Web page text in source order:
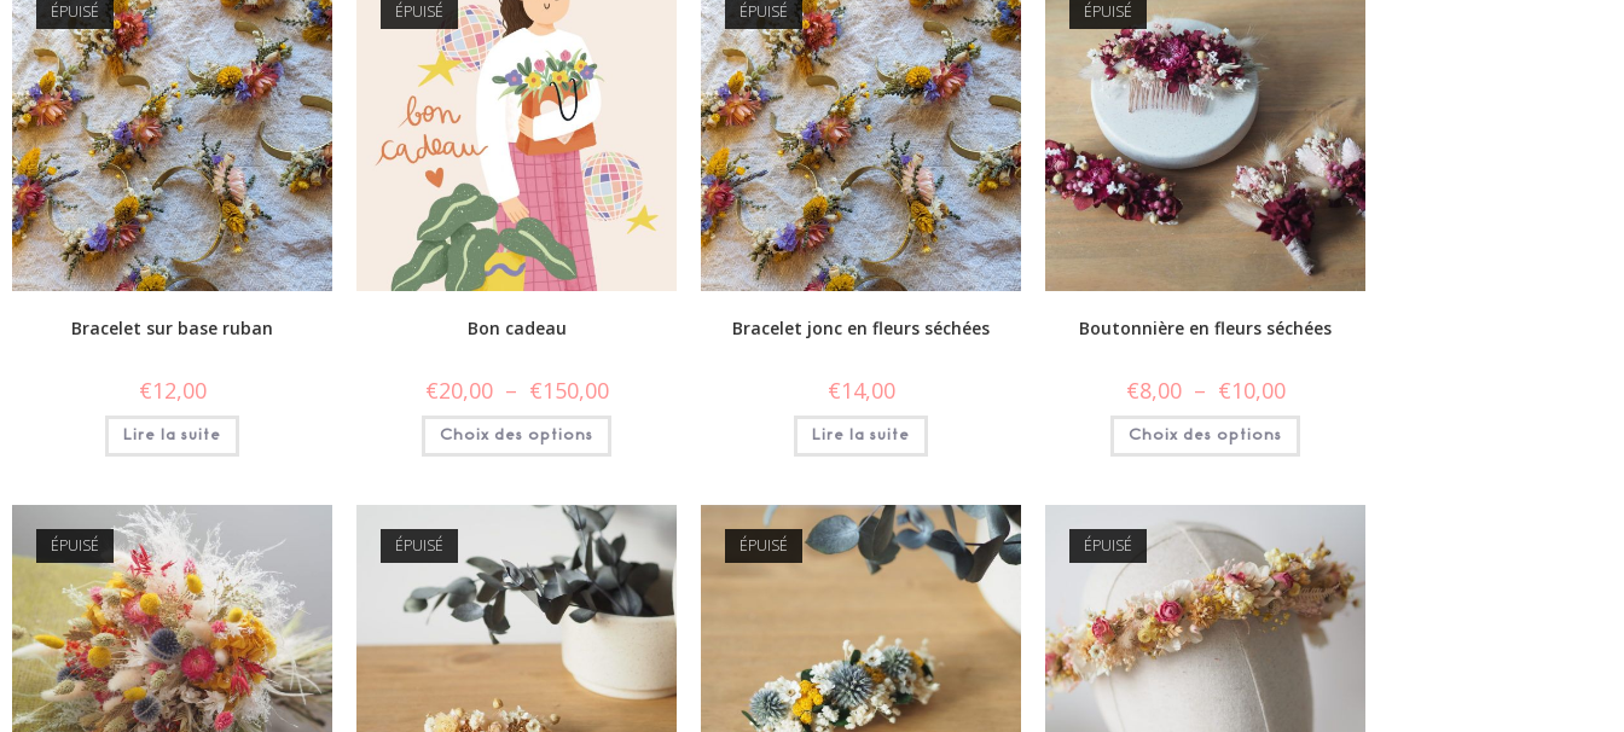
ÉPUISÉ
Bracelet sur base ruban
€12,00
Lire la suite
ÉPUISÉ
Bon cadeau
€20,00 – €150,00
Choix des options
ÉPUISÉ
Bracelet jonc en fleurs séchées
€14,00
Lire la suite
ÉPUISÉ
Boutonnière en fleurs séchées
€8,00 – €10,00
Choix des options
ÉPUISÉ ÉPUISÉ ÉPUISÉ ÉPUISÉ